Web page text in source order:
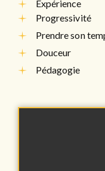
Expérience
Progressivité
Prendre son
Douceur
Pédagogie